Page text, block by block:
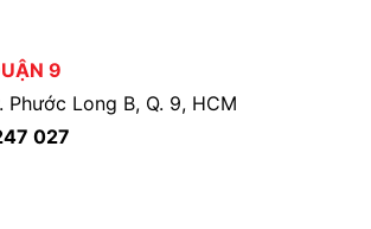
9
Phước Long B, Q. 9, HCM
027